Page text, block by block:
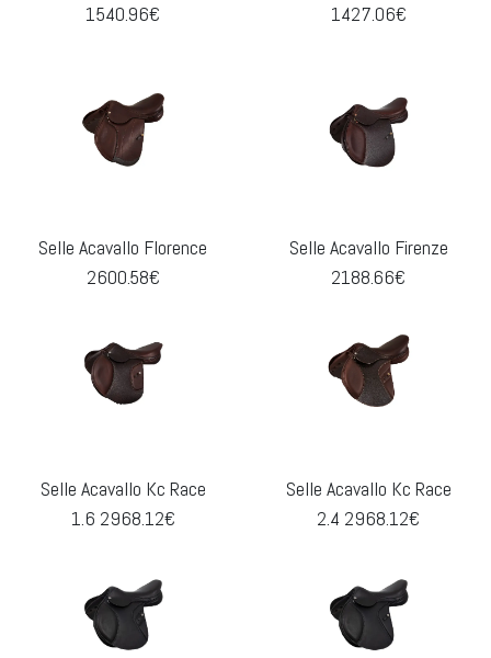
1540.96€
1427.06€
Selle Acavallo Florence
2600.58€
Selle Acavallo Firenze
2188.66€
Selle Acavallo Kc Race
1.6 2968.12€
Selle Acavallo Kc Race
2.4 2968.12€